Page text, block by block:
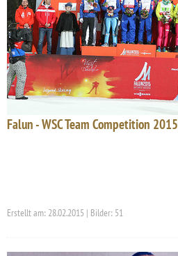
Falun - WSC Team Competition 2015
Erstellt am: 28.02.2015 | Bilder: 51